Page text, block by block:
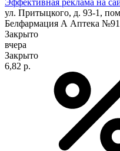
ул. Притыцкого, д. 93-1,
Белфармация А Аптека №91
Закрыто
вчера
Закрыто
6,82 р.